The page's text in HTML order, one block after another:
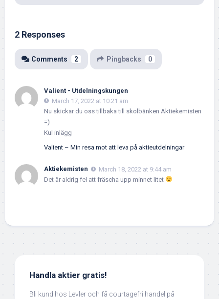
2 Responses
Comments 2 Pingbacks 0
Valient - Utdelningskungen
March 17, 2022 at 10:21 am
Nu skickar du oss tillbaka till skolbänken Aktiekemisten
=)
Kul inlägg
Valient – Min resa mot att leva på aktieutdelningar
Aktiekemisten
March 18, 2022 at 9:44 am
Det är aldrig fel att fräscha upp minnet litet
Handla aktier gratis!
Bli kund hos Levler och få courtagefri handel på